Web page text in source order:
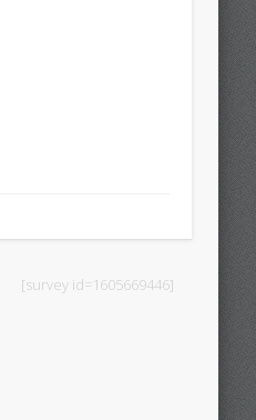
[survey id=1605669446]